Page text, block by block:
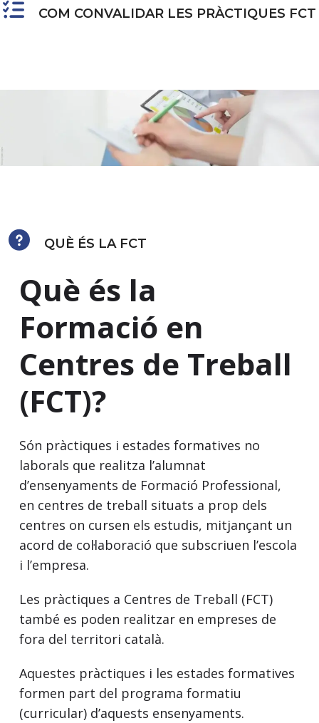
COM CONVALIDAR LES PRÀCTIQUES FCT
QUÈ ÉS LA FCT
Què és la
Formació en
Centres de Treball
(FCT)?
Són pràctiques i estades formatives no
laborals que realitza l’alumnat
d’ensenyaments de Formació Professional,
en centres de treball situats a prop dels
centres on cursen els estudis, mitjançant un
acord de col·laboració que subscriuen l’escola
i l’empresa.
Les pràctiques a Centres de Treball (FCT)
també es poden realitzar en empreses de
fora del territori català.
Aquestes pràctiques i les estades formatives
formen part del programa formatiu
(curricular) d’aquests ensenyaments.